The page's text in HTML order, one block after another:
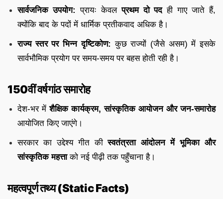
सार्वजनिक उपयोग: प्रायः केवलप्रथम दो पदही गाए जाते हैं,
क्योंकि बाद के पदों में धार्मिक प्रतीकवाद अधिक है।
राज्य स्तर पर भिन्न दृष्टिकोण: कुछ राज्यों (जैसे असम) में इसके
सार्वभौमिक प्रयोग पर समय-समय पर बहस होती रही है।
150वीं वर्षगांठ समारोह
देश-भर मेंशैक्षिक कार्यक्रम, सांस्कृतिक आयोजन और जन-समारोह
आयोजित किए जाएंगे।
सरकार का उद्देश्य गीत कीस्वतंत्रता आंदोलन में भूमिका और
सांस्कृतिक महत्ताको नई पीढ़ी तक पहुँचाना है।
महत्वपूर्ण तथ्य (Static Facts)